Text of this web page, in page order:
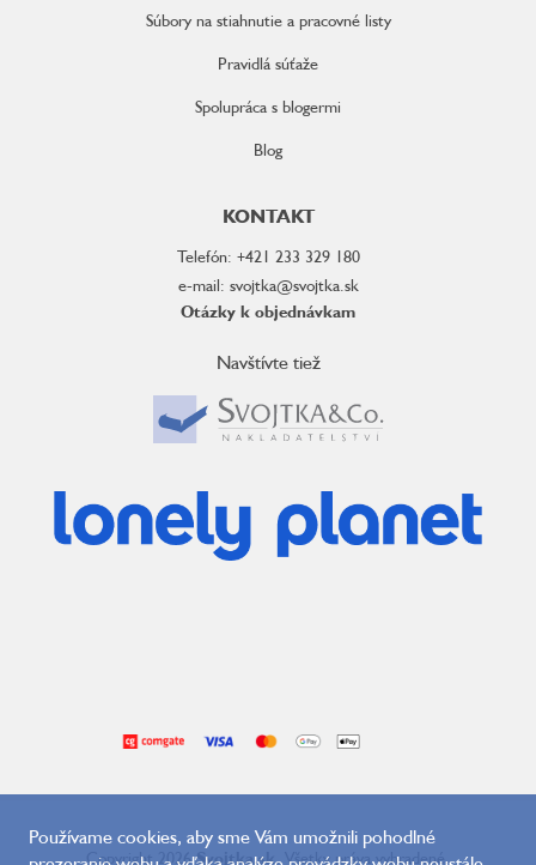
Používame cookies, aby sme Vám umožnili pohodlné
Súbory na stiahnutie a pracovné listy
Pravidlá súťaže
Spolupráca s blogermi
Blog
KONTAKT
Telefón: +421 233 329 180
e-mail: svojtka@svojtka.sk
Otázky k objednávkam
Navštívte tiež
Copyright 2026Svojtka.sk. Všetky práva vyhradené.